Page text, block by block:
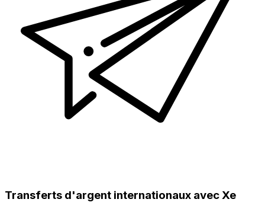
Transferts d'argent internationaux avec Xe